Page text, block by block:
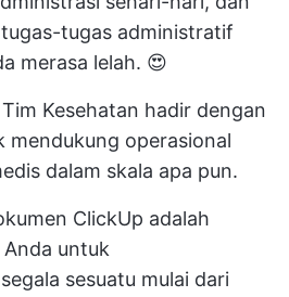
tugas administratif
merasa lelah. 😍
Kesehatan hadir dengan
mendukung operasional
dalam skala apa pun.
ClickUp adalah
untuk
sesuatu mulai dari